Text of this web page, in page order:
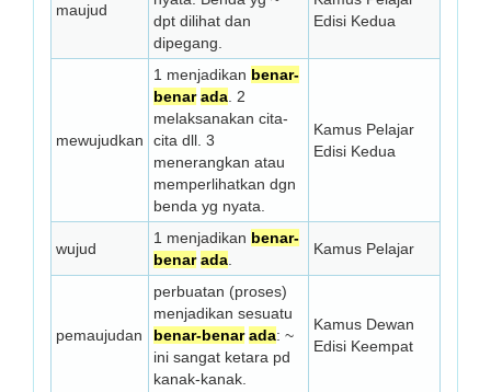
maujud
dpt dilihat dan
dipegang.
Edisi Kedua
mewujudkan
1 menjadikan benar-
benar ada . 2
melaksanakan cita-
cita dll. 3
menerangkan atau
memperlihatkan dgn
benda yg nyata.
Kamus Pelajar
Edisi Kedua
wujud
1 menjadikan benar-
benar ada
Kamus Pelajar
pemaujudan
perbuatan (proses)
menjadikan sesuatu
benar-benar ada: ~
ini sangat ketara pd
kanak-kanak.
Kamus Dewan
Edisi Keempat